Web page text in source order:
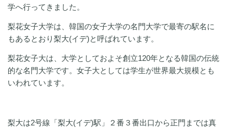
学へ行ってきました。
梨花女子大学は、韓国の女子大学の名門大学で最寄の駅名に
もあるとおり梨大(イデ)と呼ばれています。
梨花女子大は、大学としておよそ創立120年となる韓国の伝統
的な名門大学です。女子大としては学生が世界最大規模とも
いわれています。
梨大は2号線「梨大(イデ)駅」２番３番出口から正門までは真